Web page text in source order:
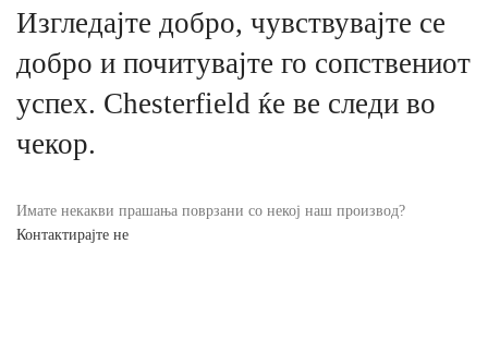
Изгледајте добро, чувствувајте се
добро и почитувајте го сопствениот
успех. Chesterfield ќе ве следи во
чекор.
Имате некакви прашања поврзани со некој наш производ?
Контактирајте не